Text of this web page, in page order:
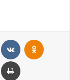
Reddit
Compartilhar via e-mail Imprimir